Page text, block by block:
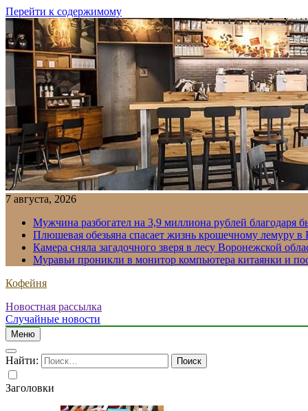
Перейти к содержимому
7 августа, 2026
Мужчина разбогател на 3,9 миллиона рублей благодаря
Плюшевая обезьяна спасает жизнь крошечному лемуру
Камера сняла загадочного зверя в лесу Воронежской
Муравьи проникли в монитор компьютера китаянки и
Кофейня
Новостная рассылка
Случайные новости
Меню
Найти:
Заголовки